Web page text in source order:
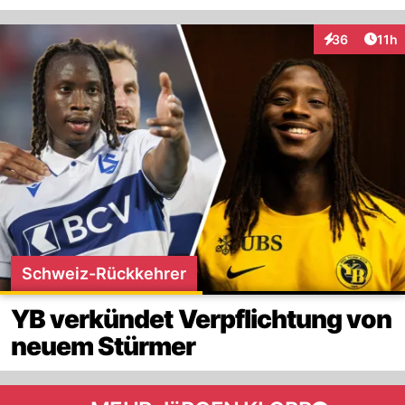
36
Interaktionen
11h
Schweiz-Rückkehrer
YB verkündet Verpflichtung von
neuem Stürmer